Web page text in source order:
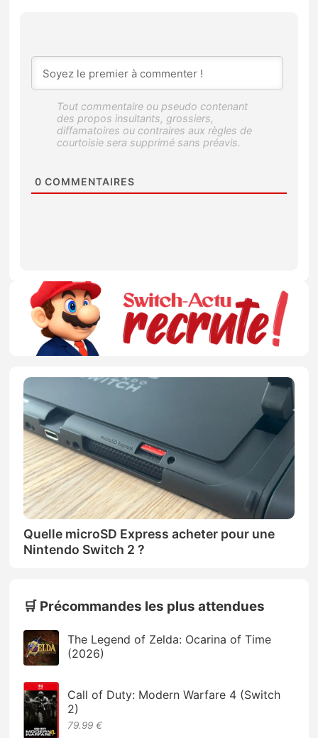
0 COMMENTAIRES
Quelle microSD Express acheter pour une
Nintendo Switch 2 ?
🛒 Précommandes les plus attendues
The Legend of Zelda: Ocarina of Time
(2026)
Call of Duty: Modern Warfare 4 (Switch
2)
79.99 €